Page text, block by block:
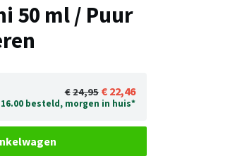
50 ml / Puur
24,95 22,46
16.00 besteld, morgen in huis*